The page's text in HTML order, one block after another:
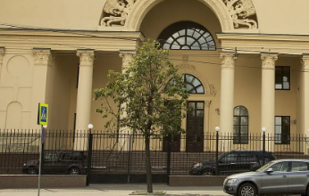
переговоры семьи Градского и
«Градский холл» (предприятие
Алексей Рыбников) не дали
зала к наследникам музыканта уже
сообщает изданиеСтарХит
Подробнее